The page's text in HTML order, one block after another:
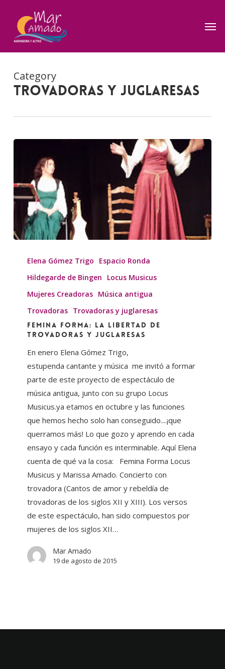
Category
Trovadoras y juglaresas
FORMA:
trovadoras
Elena Gómez Trigo
Espacio Ronda
Hildegarde de Bingen
Locus Musicus
Mujeres Creadoras Música antigua
Trovadoras Trovadoras y juglaresas
FEMINA FORMA: La libertad de
trovadoras y juglaresas
En enero Elena Gómez Trigo,
estupenda cantante y música me invitó a formar
parte de este proyecto de espectáculo de
música antigua, junto con su grupo Locus
Musicus.ya etamos en octubre y las funciones
que hemos hecho solo han conseguido....¡que
querramos más! Lo que gozo y aprendo en cada
ensayo y cada función es interminable. Aquí Elena
cuenta de qué va la cosa: Femina Forma Locus
Musicus y Marissa Amado. Concierto con
trovadora (Cantos de amor y rebeldía de
trovadoras de los siglos XII y XIII). Los versos
de este espectáculo, han sido compuestos por
mujeres de los siglos XII…
Mar Amado
19 de agosto de 2015